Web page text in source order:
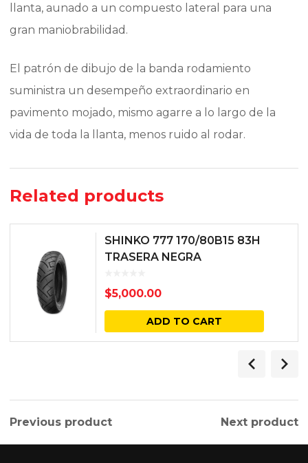
llanta, aunado a un compuesto lateral para una
gran maniobrabilidad.
El patrón de dibujo de la banda rodamiento
suministra un desempeño extraordinario en
pavimento mojado, mismo agarre a lo largo de la
vida de toda la llanta, menos ruido al rodar.
Related products
SHINKO 777 170/80B15 83H
TRASERA NEGRA
$5,000.00
ADD TO CART
Previous product Next product